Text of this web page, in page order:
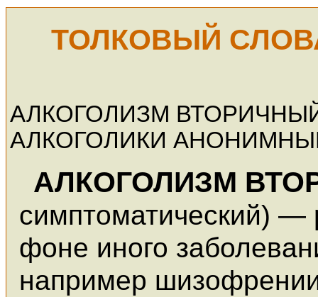
ТОЛКОВЫЙ
АЛКОГОЛИЗМ
АЛКОГОЛИКИ
АЛКОГОЛИЗМ
симптоматический) —
фоне иного
например